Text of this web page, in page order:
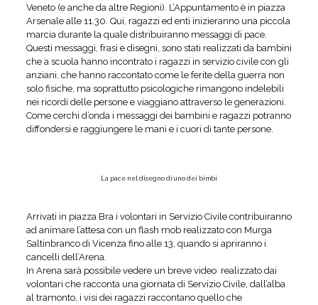
Veneto (e anche da altre Regioni). L’Appuntamento è in piazza
Arsenale alle 11.30. Qui, ragazzi ed enti inizieranno una piccola
marcia durante la quale distribuiranno messaggi di pace.
Questi messaggi, frasi e disegni, sono stati realizzati da bambini
che a scuola hanno incontrato i ragazzi in servizio civile con gli
anziani, che hanno raccontato come le ferite della guerra non
solo fisiche, ma soprattutto psicologiche rimangono indelebili
nei ricordi delle persone e viaggiano attraverso le generazioni.
Come cerchi d’onda i messaggi dei bambini e ragazzi potranno
diffondersi e raggiungere le mani e i cuori di tante persone.
La pace nel disegno di uno dei bimbi
Arrivati in piazza Bra i volontari in Servizio Civile contribuiranno
ad animare l’attesa con un flash mob realizzato con Murga
Saltinbranco di Vicenza fino alle 13, quando si apriranno i
cancelli dell’Arena.
In Arena sarà possibile vedere un breve video realizzato dai
volontari che racconta una giornata di Servizio Civile, dall’alba
al tramonto, i visi dei ragazzi raccontano quello che